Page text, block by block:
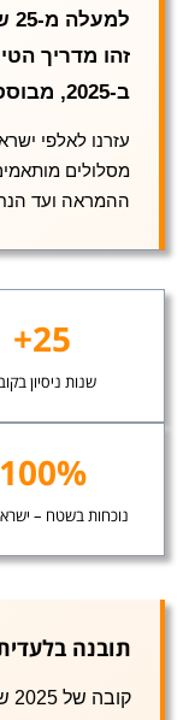
זהו מדריך
ב-2025, מבוסס על ידע שנבנה על הקרקע.
עזרנו לאלפי
מסלולים
ההמראה ועד
25+
שנות ניסיון
100%
נוכחות בשטח –
תובנה